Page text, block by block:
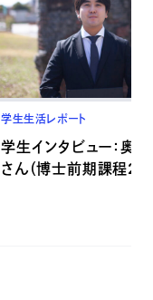
学生生活レポート
学生インタビュー：奥
さん（博士前期課程2年